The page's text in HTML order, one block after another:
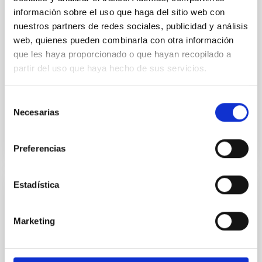
información sobre el uso que haga del sitio web con
nuestros partners de redes sociales, publicidad y análisis
web, quienes pueden combinarla con otra información
que les haya proporcionado o que hayan recopilado a
partir del uso que haya hecho de sus servicios.
Necesarias
Preferencias
Estadística
Marketing
Observatory LLC
Regular las condiciones para la instalación del TMT
en el ORM, su futura operación y, cuando así se
decida de mutuo acuerdo, su demolición, retirada y
restauración del emplazamiento
In-force date 03/29/2017-03/29/2021
Acuerdo de Colaboración entre Leading-On
y el IAC para el desarrollo del proyecto "Un
espacio para crecer" en el Observatorio